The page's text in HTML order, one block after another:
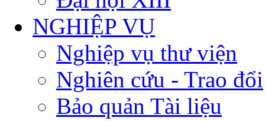
NGHIỆP VỤ
Nghiệp vụ thư viện
Nghiên cứu - Trao đổi
Bảo quản Tài liệu